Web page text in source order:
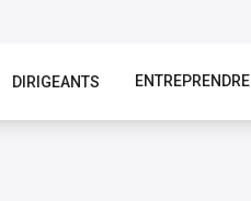
DIRIGEANTS ENTREPRENDRE